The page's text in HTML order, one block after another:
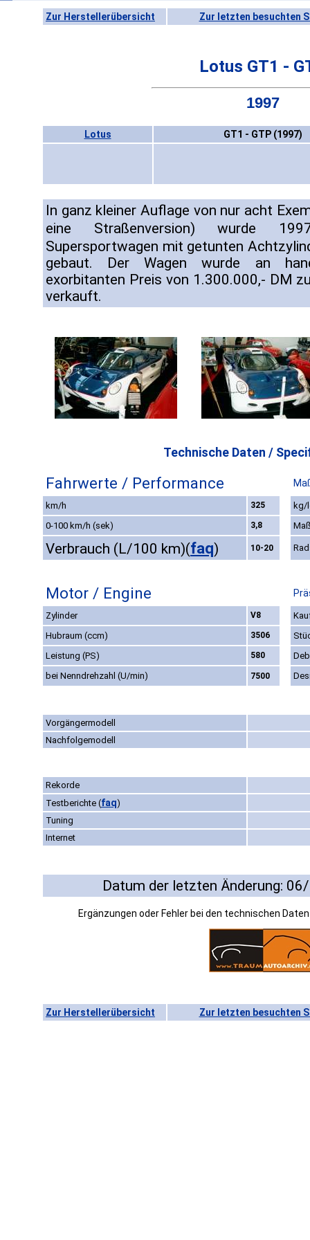
Zur Herstellerübersicht Zur letzten besuchten
Lotus GT1 -
1997
Lotus GT1 - GTP (1997)
In ganz kleiner Auflage von nur acht
eine Straßenversion) wurde
Supersportwagen mit getunten
gebaut. Der Wagen wurde an
exorbitanten Preis von 1.300.000,- DM
verkauft.
Technische Daten /
Fahrwerte / Performance
km/h 325
kg/
0-100 km/h (sek)
3,8
Verbrauch (L/100 km)(faq) 10-20
Motor / Engine
Zylinder V8
Hubraum (ccm)
3506
Leistung (PS)
580
bei Nenndrehzahl (U/min)
7500
Vorgängermodell
Nachfolgemodell
Rekorde
Testberichte (faq)
Tuning
Internet
Datum der letzten Änderung:
Ergänzungen oder Fehler bei den technischen
Zur Herstellerübersicht Zur letzten besuchten